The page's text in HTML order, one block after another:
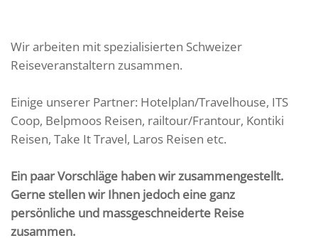
Wir arbeiten mit spezialisierten Schweizer
Reiseveranstaltern zusammen.
Einige unserer Partner: Hotelplan/Travelhouse, ITS
Coop, Belpmoos Reisen, railtour/Frantour, Kontiki
Reisen, Take It Travel, Laros Reisen etc.
Ein paar Vorschläge haben wir zusammengestellt.
Gerne stellen wir Ihnen jedoch eine ganz
persönliche und massgeschneiderte Reise
zusammen.